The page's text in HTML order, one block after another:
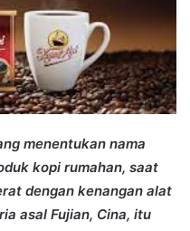
menentukan nama
kopi rumahan, saat
dengan kenangan alat
asal Fujian, Cina, itu